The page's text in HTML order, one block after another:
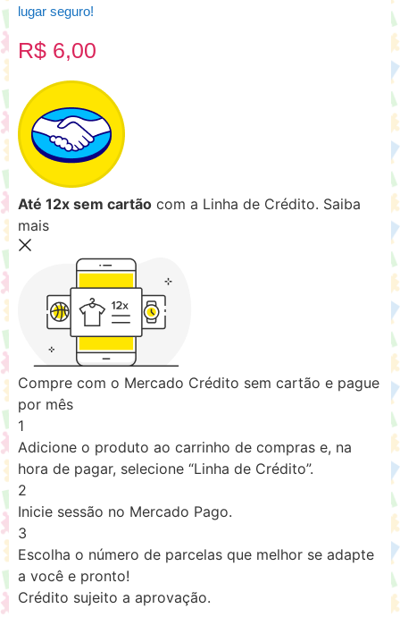
lugar seguro!
R$ 6,00
Até 12x sem cartão com a Linha de Crédito. Saiba
mais
Compre com o Mercado Crédito sem cartão e pague
por mês
1
Adicione o produto ao carrinho de compras e, na
hora de pagar, selecione “Linha de Crédito”.
2
Inicie sessão no Mercado Pago.
3
Escolha o número de parcelas que melhor se adapte
a você e pronto!
Crédito sujeito a aprovação.